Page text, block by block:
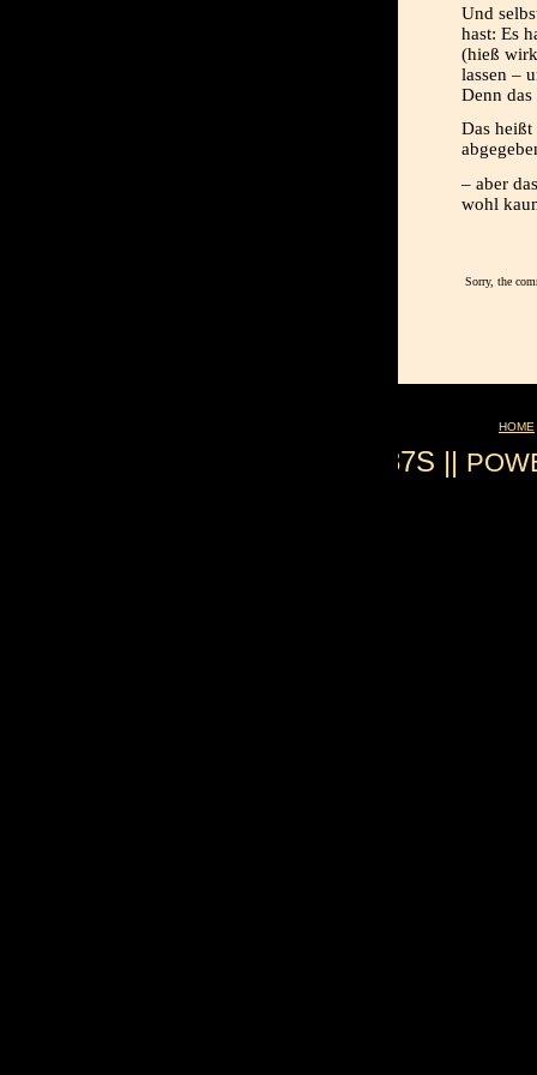
Und
hast: Es
(hieß
lassen –
Denn
Das heißt
– aber
wohl
Sorry, the
HOME
0.037S ||